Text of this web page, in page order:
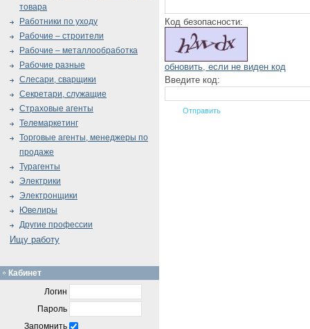
Код безопасности:
обновить, если не виден код
Введите код:
товара
Работники по уходу
Рабочие – строители
Рабочие – металлообработка
Рабочие разные
Слесари, сварщики
Секретари, служащие
Страховые агенты
Телемаркетинг
Торговые агенты, менеджеры по
продаже
Турагенты
Электрики
Электронщики
Ювелиры
Другие профессии
Ищу работу
Кабинет
Логин
Пароль
Запомнить